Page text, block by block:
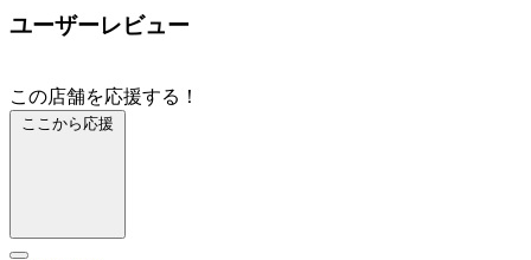
ユーザーレビュー
この店舗を応援する！
ここから応援